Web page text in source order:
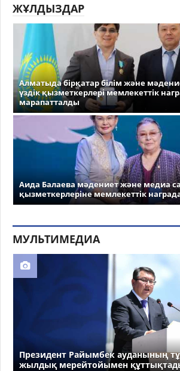
ЖҰЛДЫЗДАР
Алматыда бірқатар білім және
үздік қызметкерлері мемлекеттік
марапатталды
Аида Балаева мәдениет және медиа
қызметкерлеріне мемлекеттік
МУЛЬТИМЕДИА
Президент Райымбек ауданының
жылдық мерейтойымен